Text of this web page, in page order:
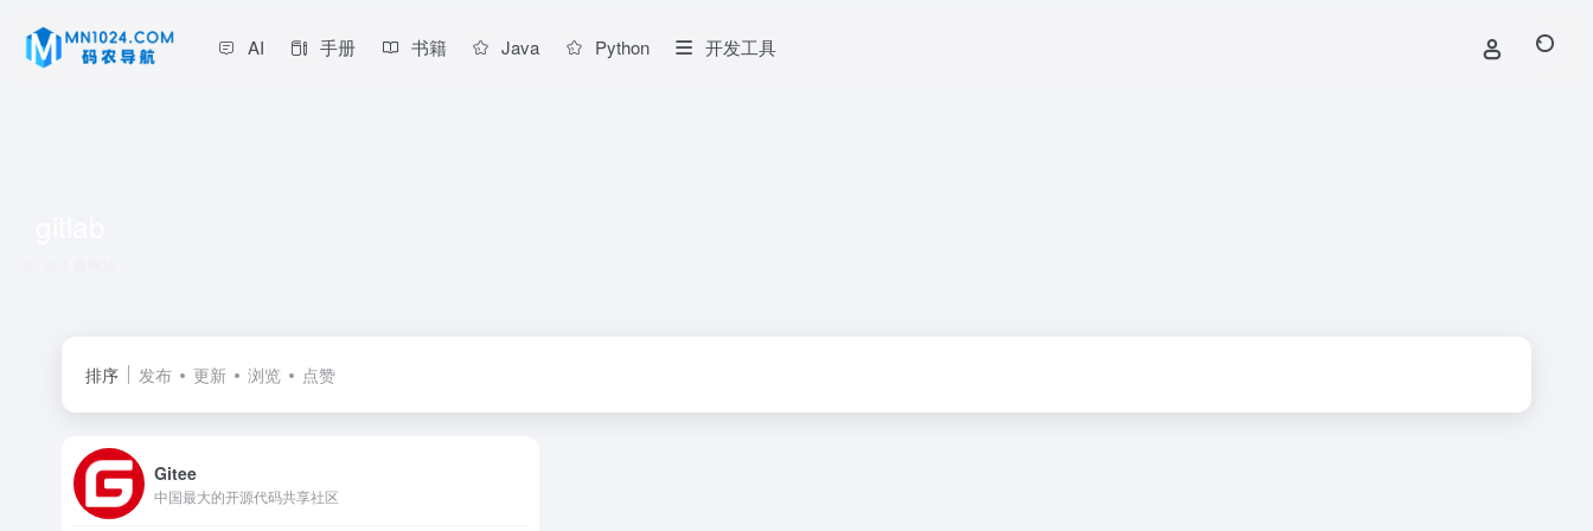
AI 手册 书籍 Java Python 开发工具
排序 发布 更新 浏览 点赞
Gitee
中国最大的开源代码共享社区